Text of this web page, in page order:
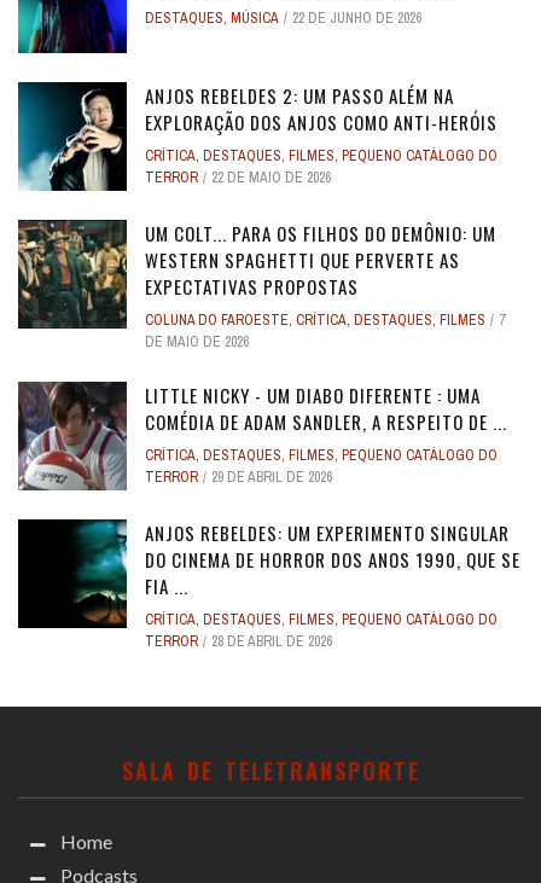
DESTAQUES, MÚSICA 22 DE JUNHO DE 2026
ANJOS REBELDES 2: UM PASSO ALÉM NA
EXPLORAÇÃO DOS ANJOS COMO ANTI-HERÓIS
CRÍTICA, DESTAQUES, FILMES, PEQUENO CATÁLOGO DO
TERROR
22 DE MAIO DE 2026
UM COLT... PARA OS FILHOS DO DEMÔNIO: UM
WESTERN SPAGHETTI QUE PERVERTE AS
EXPECTATIVAS PROPOSTAS
COLUNA DO FAROESTE, CRÍTICA, DESTAQUES, FILMES
7
DE MAIO DE 2026
LITTLE NICKY - UM DIABO DIFERENTE : UMA
COMÉDIA DE ADAM SANDLER, A RESPEITO DE ...
CRÍTICA, DESTAQUES, FILMES, PEQUENO CATÁLOGO DO
TERROR
29 DE ABRIL DE 2026
ANJOS REBELDES: UM EXPERIMENTO SINGULAR
DO CINEMA DE HORROR DOS ANOS 1990, QUE SE
FIA ...
CRÍTICA, DESTAQUES, FILMES, PEQUENO CATÁLOGO DO
TERROR
28 DE ABRIL DE 2026
SALA DE TELETRANSPORTE
Home
Podcasts